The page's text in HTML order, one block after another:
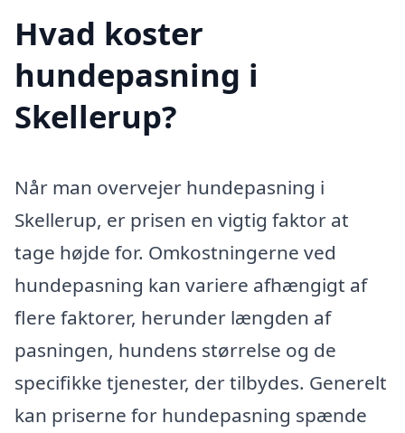
Hvad koster
hundepasning i
Skellerup?
Når man overvejer hundepasning i
Skellerup, er prisen en vigtig faktor at
tage højde for. Omkostningerne ved
hundepasning kan variere afhængigt af
flere faktorer, herunder længden af
pasningen, hundens størrelse og de
specifikke tjenester, der tilbydes. Generelt
kan priserne for hundepasning spænde